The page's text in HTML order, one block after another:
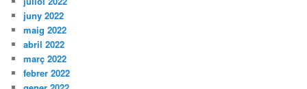
juny 2022
maig 2022
abril 2022
març 2022
febrer 2022